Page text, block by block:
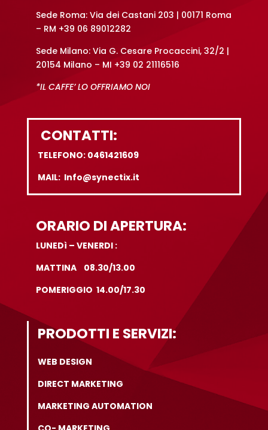
Sede Roma: Via dei Castani 203 | 00171 Roma
– RM +39 06 89012282
Sede Milano: Via G. Cesare Procaccini, 32/2 |
20154 Milano – MI +39 02 21116516
*IL CAFFE’ LO OFFRIAMO NOI
CONTATTI:
TELEFONO: 0461421609
MAIL: Info@synectix.it
ORARIO DI APERTURA:
LUNEDì – VENERDI :
MATTINA 08.30/13.00
POMERIGGIO 14.00/17.30
PRODOTTI E SERVIZI:
WEB DESIGN
DIRECT MARKETING
MARKETING AUTOMATION